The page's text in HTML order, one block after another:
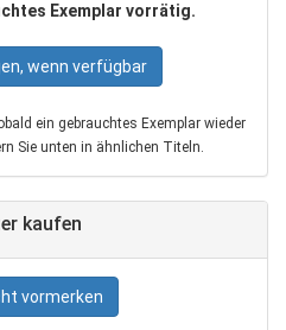
Exemplar vorrätig.
wenn verfügbar
ein gebrauchtes Exemplar wieder
Sie unten in ähnlichen Titeln.
kaufen
vormerken